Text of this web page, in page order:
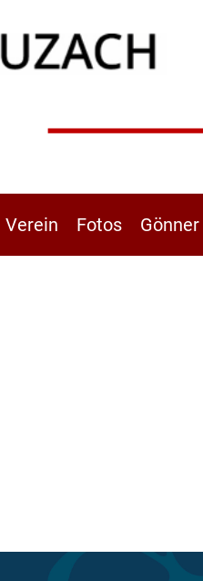
Verein Fotos Gönner